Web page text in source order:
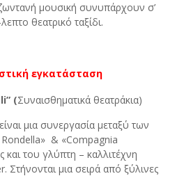
μουσική συνυπάρχουν σ’
θεατρικό ταξίδι.
εγκατάσταση
” (Συναισθηματικά θεατράκια)
μια συνεργασία μεταξύ των
& «Compagnia
του γλύπτη – καλλιτέχνη
Στήνονται μια σειρά από ξύλινες